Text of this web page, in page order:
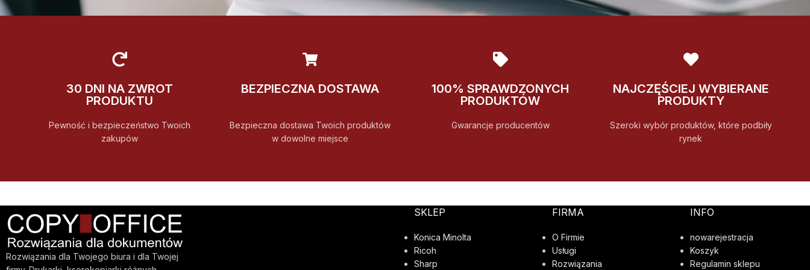
30 DNI NA ZWROT
PRODUKTU
Pewność i bezpieczeństwo Twoich
zakupów
BEZPIECZNA DOSTAWA
Bezpieczna dostawa Twoich produktów
w dowolne miejsce
100% SPRAWDZONYCH
PRODUKTÓW
Gwarancje producentów
NAJCZĘŚCIEJ WYBIERANE
PRODUKTY
Szeroki wybór produktów, które podbiły
rynek
Rozwiązania dla Twojego biura i dla Twojej
SKLEP
Konica Minolta
Ricoh
Sharp
FIRMA
O Firmie
Usługi
Rozwiązania
INFO
nowarejestracja
Koszyk
Regulamin sklepu